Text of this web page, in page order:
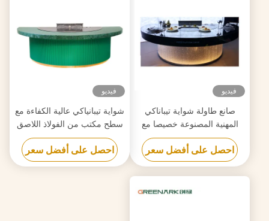
فيديو
صانع طاولة شواية تيباناكي
المهنية المصنوعة خصيصا مع
تصميم مجاني موثوق بها
احصل على أفضل سعر
فيديو
شواية تيبانياكي عالية الكفاءة مع
سطح مكتب من الفولاذ اللاصق
الصف الغذائي 20 مم وتسخين
ذكي
احصل على أفضل سعر